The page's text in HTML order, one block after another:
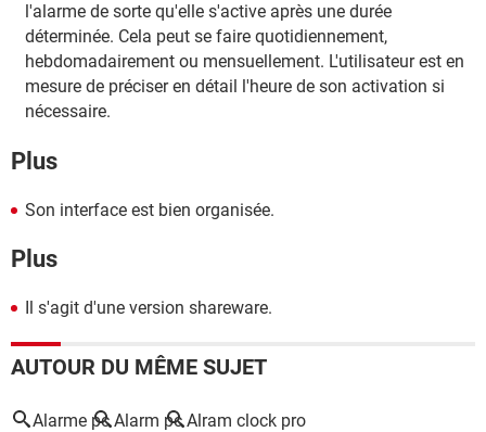
l'alarme de sorte qu'elle s'active après une durée
déterminée. Cela peut se faire quotidiennement,
hebdomadairement ou mensuellement. L'utilisateur est en
mesure de préciser en détail l'heure de son activation si
nécessaire.
Plus
Son interface est bien organisée.
Plus
Il s'agit d'une version shareware.
AUTOUR DU MÊME SUJET
Alarme pc Alarm pc Alram clock pro